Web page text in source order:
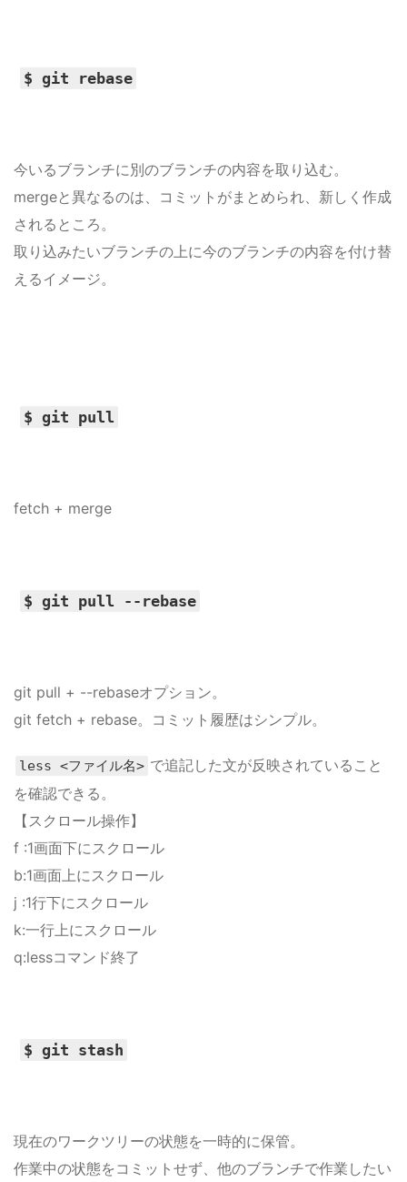
$ git rebase
今いるブランチに別のブランチの内容を取り込む。
mergeと異なるのは、コミットがまとめられ、新しく作成
されるところ。
取り込みたいブランチの上に今のブランチの内容を付け替
えるイメージ。
$ git pull
fetch + merge
$ git pull --rebase
git pull + --rebaseオプション。
git fetch + rebase。コミット履歴はシンプル。
less <ファイル名> で追記した文が反映されていること
を確認できる。
【スクロール操作】
f :1画面下にスクロール
b:1画面上にスクロール
j :1行下にスクロール
k:一行上にスクロール
q:lessコマンド終了
$ git stash
現在のワークツリーの状態を一時的に保管。
作業中の状態をコミットせず、他のブランチで作業したい